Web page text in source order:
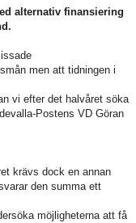
alternativ finansiering
men att tidningen i
vi efter det halvåret söka
Postens VD Göran
krävs dock en annan
den summa ett
möjligheterna att få